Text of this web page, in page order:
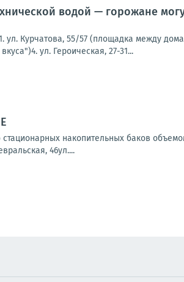
водой — горожане
Курчатова, 55/57 (площадка между
ул. Героическая, 27-31...
накопительных баков
46ул....